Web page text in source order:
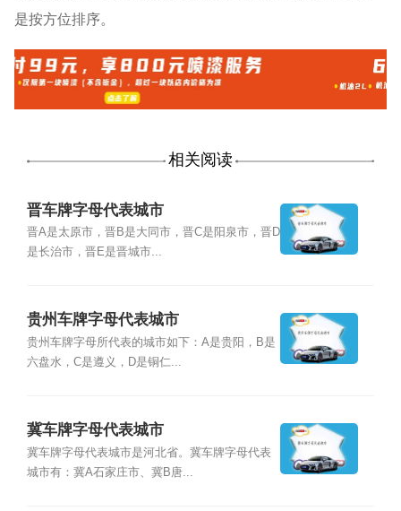
是按方位排序。
相关阅读
晋车牌字母代表城市
晋A是太原市，晋B是大同市，晋C是阳泉市，晋D
是长治市，晋E是晋城市...
贵州车牌字母代表城市
贵州车牌字母所代表的城市如下：A是贵阳，B是
六盘水，C是遵义，D是铜仁...
冀车牌字母代表城市
冀车牌字母代表城市是河北省。冀车牌字母代表
城市有：冀A石家庄市、冀B唐...